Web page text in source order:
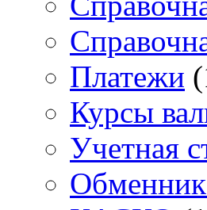
Платежи
Курсы
Учетная